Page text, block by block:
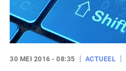
30 MEI 2016 - 08:35 ACTUEEL